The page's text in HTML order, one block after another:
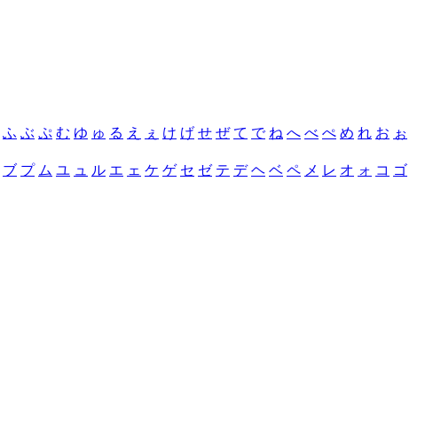
ふ ぶ ぷ む ゆ ゅ る え ぇ け げ せ ぜ て で ね へ べ ぺ め れ お ぉ
ブ プ ム ユ ュ ル エ ェ ケ ゲ セ ゼ テ デ ヘ ベ ペ メ レ オ ォ コ ゴ